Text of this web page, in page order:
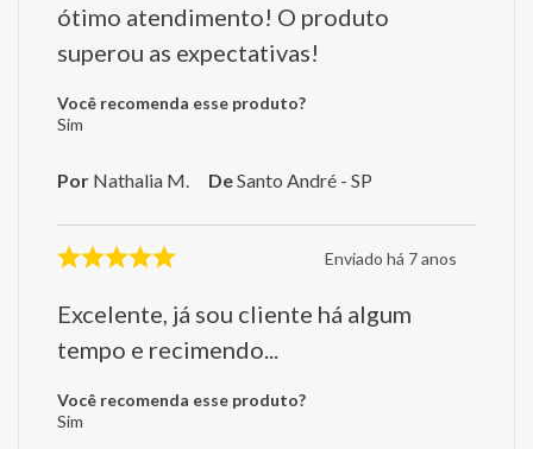
ótimo atendimento! O produto
superou as expectativas!
Você recomenda esse produto?
Sim
Por Nathalia M. DeSanto André - SP
Enviado há 7 anos
Excelente, já sou cliente há algum
tempo e recimendo...
Você recomenda esse produto?
Sim